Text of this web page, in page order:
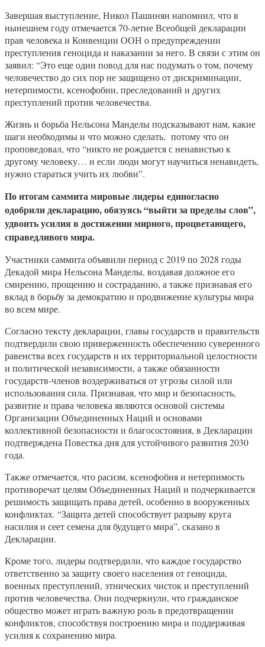
Завершая выступление, Никол Пашинян напомнил, что в
нынешнем году отмечается 70-летие Всеобщей декларации
прав человека и Конвенции ООН о предупреждении
преступления геноцида и наказании за него. В связи с этим он
заявил: “Это еще один повод для нас подумать о том, почему
человечество до сих пор не защищено от дискриминации,
нетерпимости, ксенофобии, преследований и других
преступлений против человечества.
Жизнь и борьба Нельсона Манделы подсказывают нам, какие
шаги необходимы и что можно сделать, потому что он
проповедовал, что “никто не рождается с ненавистью к
другому человеку… и если люди могут научиться ненавидеть,
нужно стараться учить их любви”.
По итогам саммита мировые лидеры единогласно
одобрили декларацию, обязуясь “выйти за пределы слов”,
удвоить усилия в достижении мирного, процветающего,
справедливого мира.
Участники саммита объявили период с 2019 по 2028 годы
Декадой мира Нельсона Манделы, воздавая должное его
смирению, прощению и состраданию, а также признавая его
вклад в борьбу за демократию и продвижение культуры мира
во всем мире.
Согласно тексту декларации, главы государств и правительств
подтвердили свою приверженность обеспечению суверенного
равенства всех государств и их территориальной целостности
и политической независимости, а также обязанности
государств-членов воздерживаться от угрозы силой или
использования сила. Признавая, что мир и безопасность,
развитие и права человека являются основой системы
Организации Объединенных Наций и основами
коллективной безопасности и благосостояния, в Декларации
подтверждена Повестка дня для устойчивого развития 2030
года.
Также отмечается, что расизм, ксенофобия и нетерпимость
противоречат целям Объединенных Наций и подчеркивается
решимость защищать права детей, особенно в вооруженных
конфликтах. “Защита детей способствует разрыву круга
насилия и сеет семена для будущего мира”, сказано в
Декларации.
Кроме того, лидеры подтвердили, что каждое государство
ответственно за защиту своего населения от геноцида,
военных преступлений, этнических чисток и преступлений
против человечества. Они подчеркнули, что гражданское
общество может играть важную роль в предотвращении
конфликтов, способствуя построению мира и поддерживая
усилия к сохранению мира.